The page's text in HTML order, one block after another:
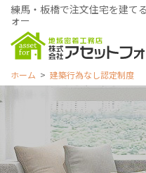
練馬・板橋で注文住宅を建て
ォー
ホーム 建築行為なし認定制度